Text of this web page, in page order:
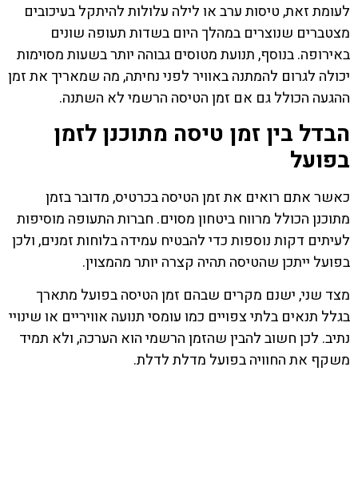
לעומת זאת, טיסות ערב או לילה עלולות להיתקל בעיכובים
מצטברים שנוצרים במהלך היום בשדות תעופה שונים
באירופה. בנוסף, תנועת מטוסים גבוהה יותר בשעות מסוימות
יכולה לגרום להמתנה באוויר לפני נחיתה, מה שמאריך את זמן
ההגעה הכולל גם אם זמן הטיסה הרשמי לא השתנה.
הבדל בין זמן טיסה מתוכנן לזמן
בפועל
כאשר אתם רואים את זמן הטיסה בכרטיס, מדובר בזמן
מתוכנן הכולל מרווח ביטחון מסוים. חברות התעופה מוסיפות
לעיתים דקות נוספות כדי להבטיח עמידה בלוחות זמנים, ולכן
בפועל ייתכן שהטיסה תהיה קצרה יותר מהמצוין.
מצד שני, ישנם מקרים שבהם זמן הטיסה בפועל מתארך
בגלל תנאים בלתי צפויים כמו עומסי תנועה אוויריים או שינויי
נתיב. לכן חשוב להבין שהזמן הרשמי הוא הערכה, ולא תמיד
משקף את החוויה בפועל מדלת לדלת.